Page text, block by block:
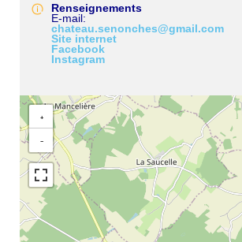
Renseignements
E-mail
chateau.senonches@gmail.com
Site internet
Facebook
Instagram
+
−